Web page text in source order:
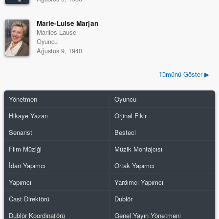
Marie-Luise Marjan
Marlies Lause
Oyuncu
Ağustos 9, 1940
Tümünü Göster ▶
Yönetmen
Oyuncu
Hikaye Yazarı
Orjinal Fikir
Senarist
Besteci
Film Müziği
Müzik Montajcısı
İdari Yapımcı
Ortak Yapımcı
Yapımcı
Yardımcı Yapımcı
Cast Direktörü
Dublör
Dublör Koordinatörü
Genel Yayın Yönetmeni